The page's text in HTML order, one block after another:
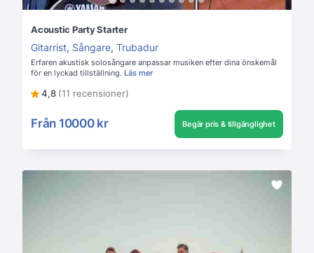
Acoustic Party Starter
Gitarrist, Sångare, Trubadur
Erfaren akustisk solosångare anpassar musiken efter dina önskemål
för en lyckad tillställning. Läs mer
4,8 (11 recensioner)
Från 10000 kr Begär pris & tillgänglighet